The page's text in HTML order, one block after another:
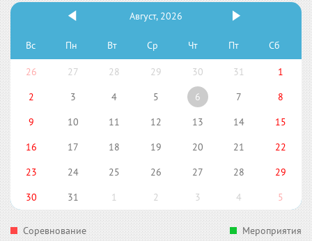
Август, 2026
Вс Пн Вт Ср Чт Пт Сб
26 27 28 29 30 31
1
2
3 4 5 6 7
8
9
10 11 12 13 14
15
16
17 18 19 20 21
22
23
24 25 26 27 28
29
30
31 1 2 3 4 5
Соревнование Мероприятия